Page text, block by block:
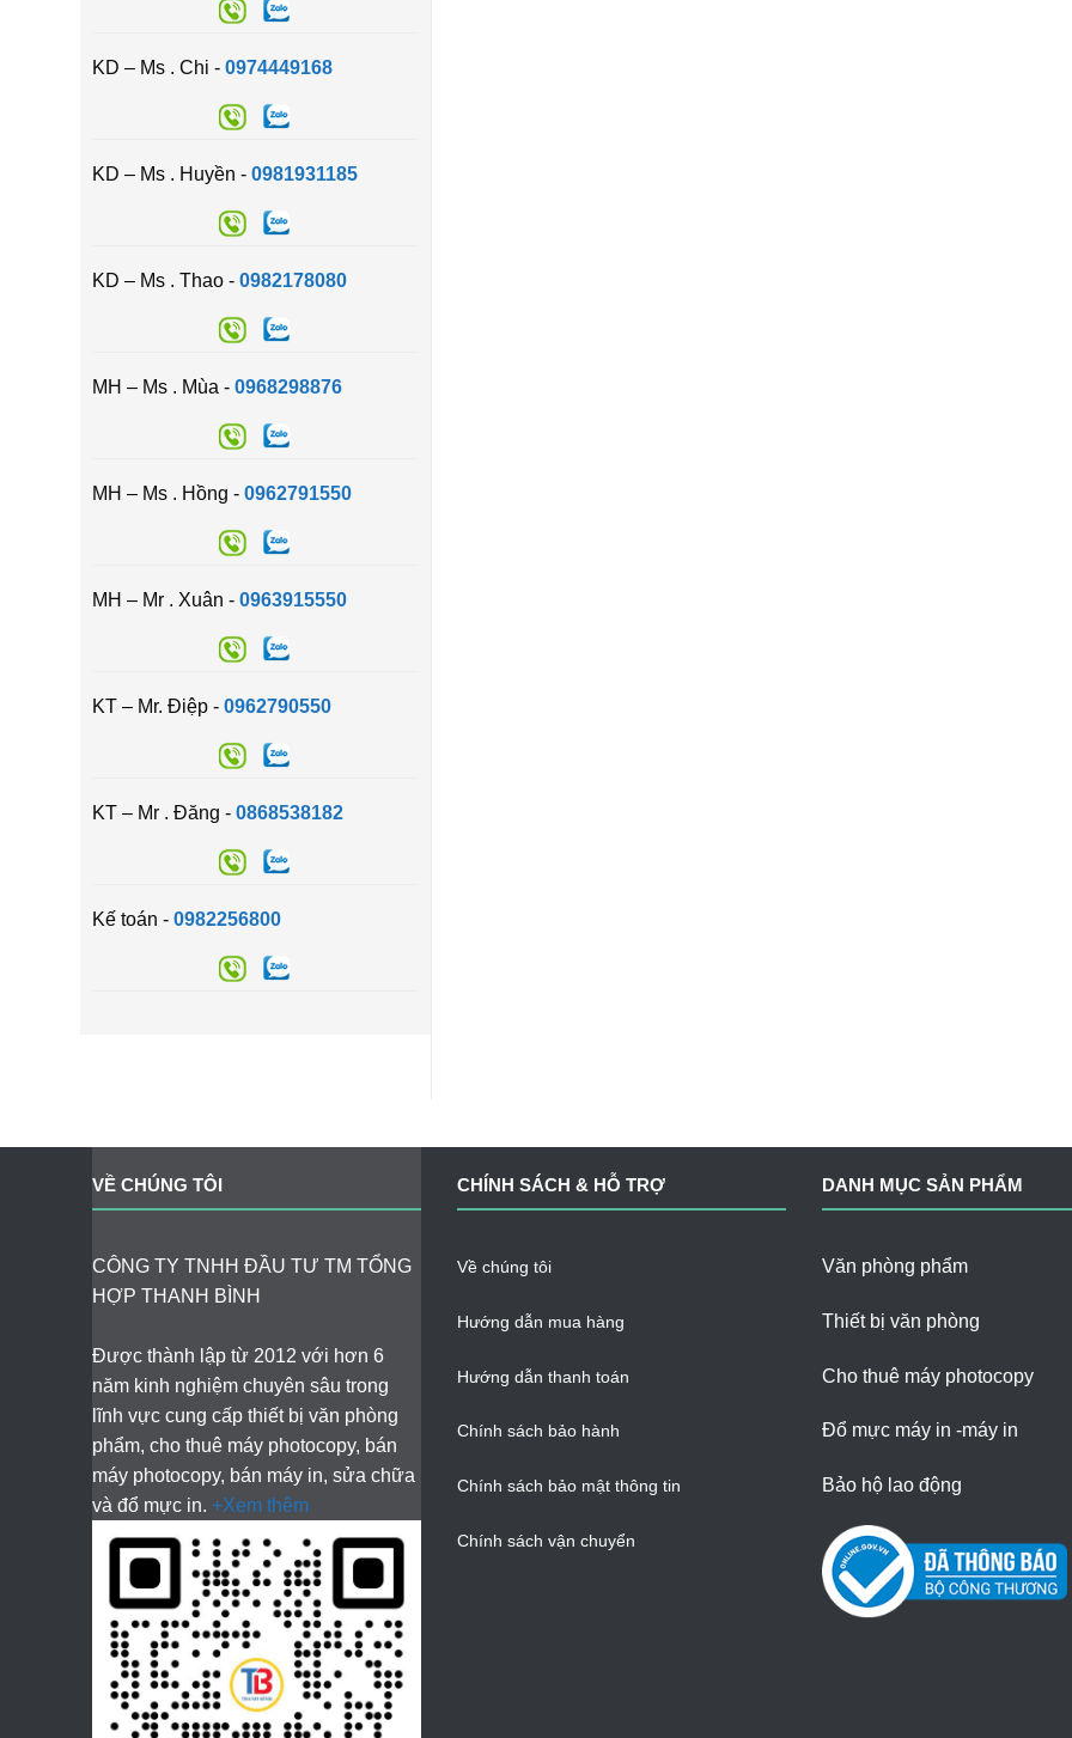
KD – Ms . Chi - 0974449168
KD – Ms . Huyền - 0981931185
KD – Ms . Thao - 0982178080
MH – Ms . Mùa - 0968298876
MH – Ms . Hồng - 0962791550
MH – Mr . Xuân - 0963915550
KT – Mr. Điệp - 0962790550
KT – Mr . Đăng - 0868538182
Kế toán - 0982256800
VỀ CHÚNG TÔI
CÔNG TY TNHH ĐẦU TƯ TM TỔNG
HỢP THANH BÌNH
Được thành lập từ 2012 với hơn 6
năm kinh nghiệm chuyên sâu trong
lĩnh vực cung cấp thiết bị văn phòng
phẩm, cho thuê máy photocopy, bán
máy photocopy, bán máy in, sửa chữa
và đổ mực in. +Xem thêm
CHÍNH SÁCH & HỖ TRỢ
Về chúng tôi
Hướng dẫn mua hàng
Hướng dẫn thanh toán
Chính sách bảo hành
Chính sách bảo mật thông tin
Chính sách vận chuyển
DANH MỤC SẢN PHẨM
Văn phòng phẩm
Thiết bị văn phòng
Cho thuê máy photocopy
Đổ mực máy in -máy in
Bảo hộ lao động